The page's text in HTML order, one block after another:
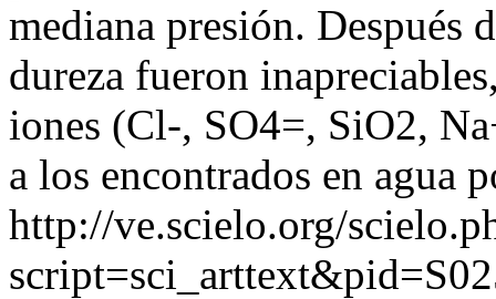
mediana presión. Después
dureza fueron
iones (Cl-, SO4=, SiO2,
a los encontrados en agua
http://ve.scielo.org/